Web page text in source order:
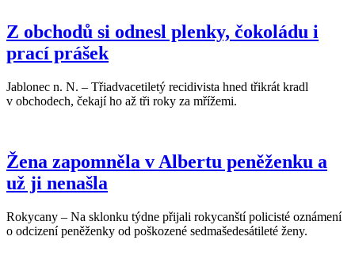
Z obchodů si odnesl plenky, čokoládu i
prací prášek
Jablonec n. N. – Třiadvacetiletý recidivista hned třikrát kradl
v obchodech, čekají ho až tři roky za mřížemi.
Žena zapomněla v Albertu peněženku a
už ji nenašla
Rokycany – Na sklonku týdne přijali rokycanští policisté oznámení
o odcizení peněženky od poškozené sedmašedesátileté ženy.